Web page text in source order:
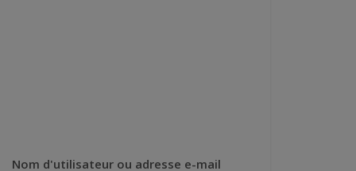
Nom d'utilisateur ou adresse e-mail